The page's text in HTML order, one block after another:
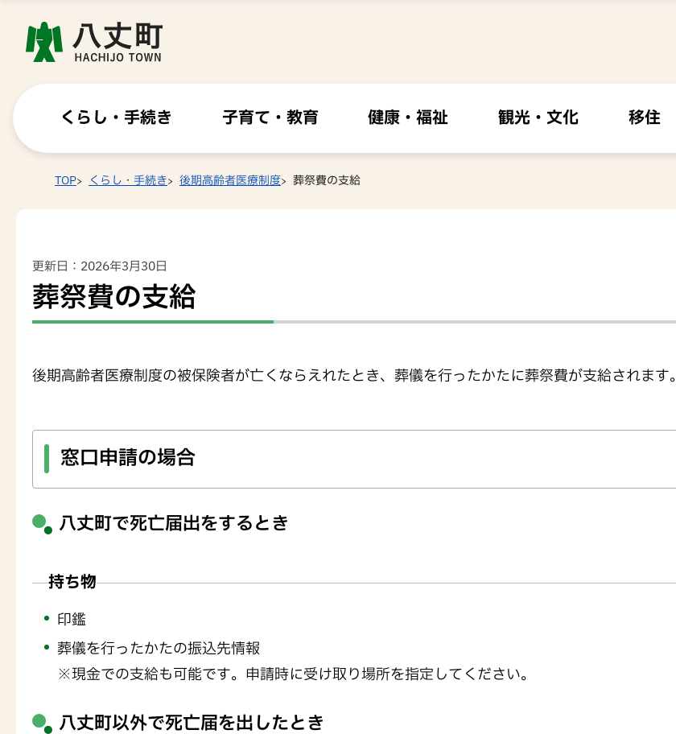
くらし・手続き 子育て・教育 健康・福祉 観光・文化 移住
TOP くらし・手続き 後期高齢者医療制度 葬祭費の支給
更新日：2026年3月30日
葬祭費の支給
後期高齢者医療制度の被保険者が亡くならえれたとき、葬儀を行ったかたに葬祭費が支給されます。
窓口申請の場合
八丈町で死亡届出をするとき
持ち物
印鑑
葬儀を行ったかたの振込先情報
※現金での支給も可能です。申請時に受け取り場所を指定してください。
八丈町以外で死亡届を出したとき